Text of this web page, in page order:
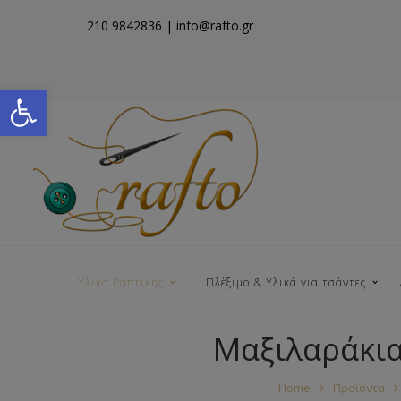
Open toolbar
210 9842836 | info@rafto.gr
Υλικά Ραπτικής Πλέξιμο & Υλικά για τσάντες
Νήματα για Τσάντες
Home Προϊόντα